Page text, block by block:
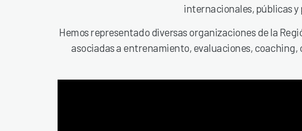
internacionales, públicas y
Hemos representado diversas organizaciones de la
asociadas a entrenamiento, evaluaciones,